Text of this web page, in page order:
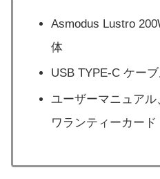
Asmodus Lustro
体
USB TYPE-C ケー
ユーザーマニュアル
ワランティーカード